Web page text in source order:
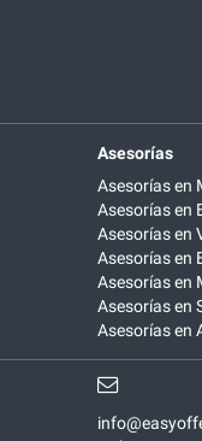
Asesorías
Asesorías en
Asesorías en
Asesorías en
Asesorías en
Asesorías en
Asesorías en
Asesorías en